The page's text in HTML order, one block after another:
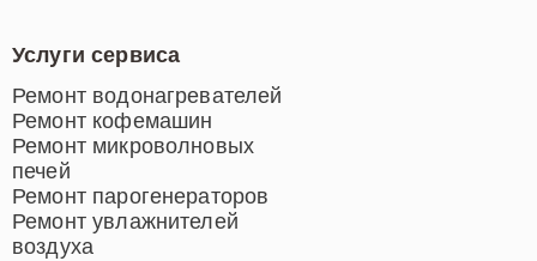
Услуги сервиса
Ремонт водонагревателей
Ремонт кофемашин
Ремонт микроволновых
печей
Ремонт парогенераторов
Ремонт увлажнителей
воздуха